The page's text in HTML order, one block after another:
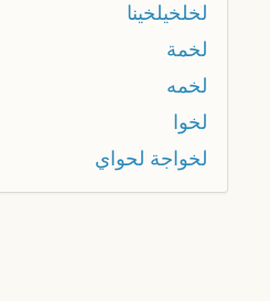
لخلخيلخينا
لخمة
لخمه
لخوا
لخواجة لحواي